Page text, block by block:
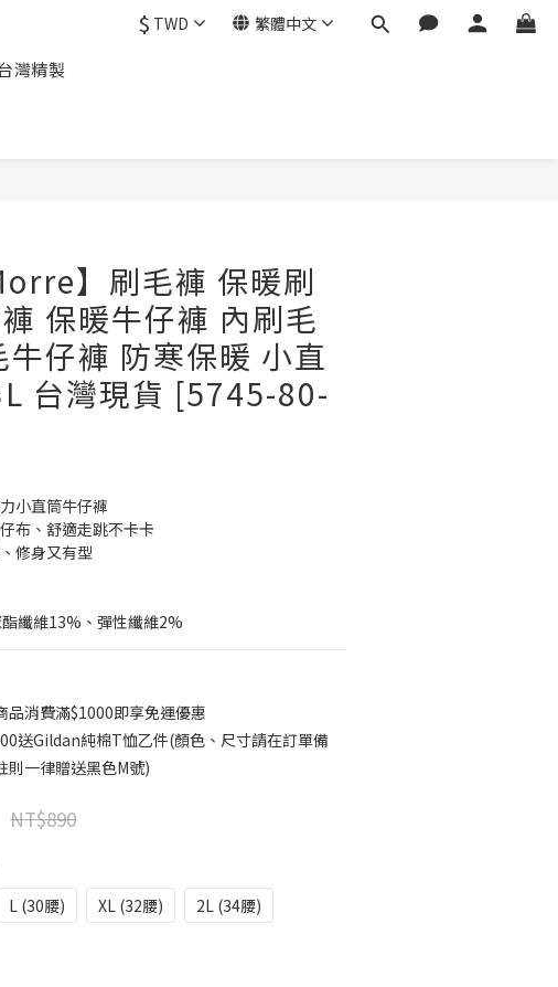
$ TWD 繁體中文
灣精製
】刷毛褲 保暖刷
保暖牛仔褲 內刷毛
牛仔褲 防寒保暖 小直
台灣現貨 [5745-80-
小直筒牛仔褲
布、舒適走跳不卡卡
修身又有型
纖維13%、彈性纖維2%
品消費滿$1000即享免運優惠
送Gildan純棉T恤乙件(顏色、尺寸請在訂單備
則一律贈送黑色M號)
NT$890
L (30腰) XL (32腰)
2L (34腰)